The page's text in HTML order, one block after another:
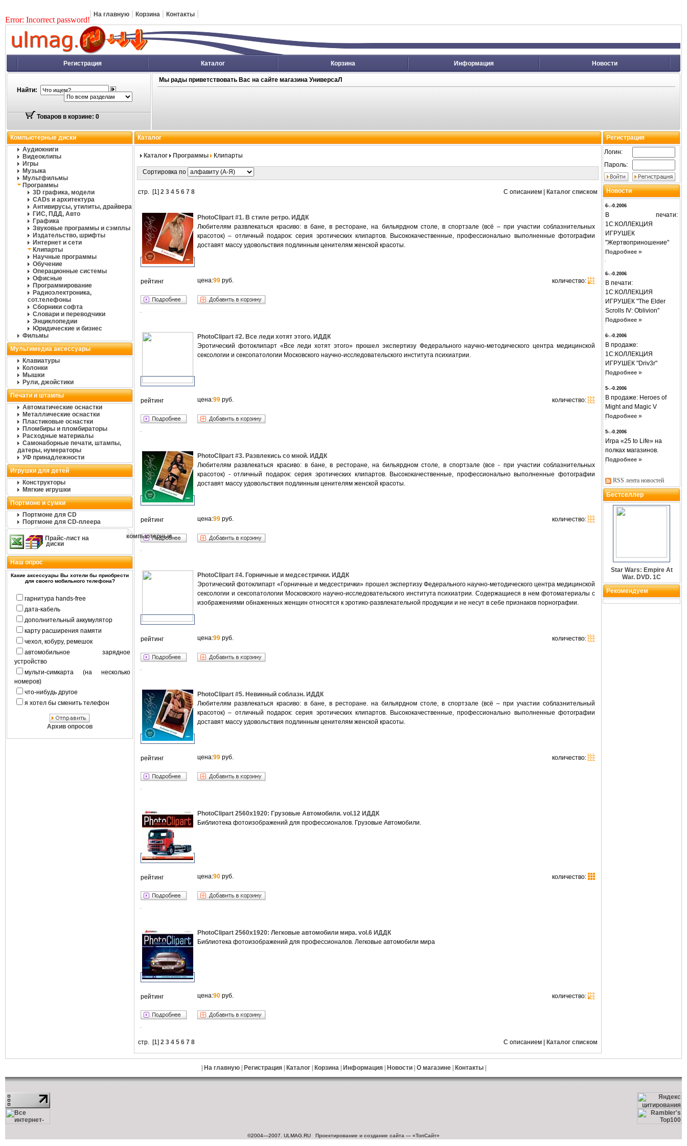
Error: Incorrect password!
На главную Корзина Контакты
Регистрация Каталог Корзина Информация Новости
Найти:
Товаров в корзине: 0
Мы рады приветствовать Вас на сайте магазина УниверсаЛ
Компьютерные диски
Аудиокниги
Видеоклипы
Игры
Музыка
Мультфильмы
Программы
3D графика, модели
CADs и архитектура
Антивирусы, утилиты, драйвера
ГИС, ПДД, Авто
Графика
Звуковые программы и сэмплы
Издательство, шрифты
Интернет и сети
Клипарты
Научные программы
Обучение
Операционные системы
Офисные
Программирование
Радиоэлектроника,
сот.телефоны
Сборники софта
Словари и переводчики
Энциклопедии
Юридические и бизнес
Фильмы
Мультимедиа аксессуары
Клавиатуры
Колонки
Мышки
Рули, джойстики
Печати и штампы
Автоматические оснастки
Металлические оснастки
Пластиковые оснастки
Пломбиры и пломбираторы
Расходные материалы
Самонаборные печати, штампы,
датеры, нумераторы
УФ принадлежности
Игрушки для детей
Конструкторы
Мягкие игрушки
Портмоне и сумки
Портмоне для CD
Портмоне для CD-плеера
Прайс-лист на
компьютерные
диски
Наш опрос
Какие аксессуары Вы хотели бы приобрести
для своего мобильного телефона?
гарнитура hands-free
дата-кабель
дополнительный аккумулятор
карту расширения памяти
чехол, кобуру, ремешок
автомобильное зарядное
устройство
мульти-симкарта (на несколько
номеров)
что-нибудь другое
я хотел бы сменить телефон
Архив опросов
Каталог
Каталог Программы Клипарты
Сортировка по
стр. [1] 2 3 4 5 6 7 8 С описанием Каталог списком
PhotoClipart #1. В стиле ретро. ИДДК
Любителям развлекаться красиво: в бане, в ресторане, на бильярдном столе, в спортзале (всё – при участии соблазнительных
красоток) – отличный подарок: серия эротических клипартов. Высококачественные, профессионально выполненные фотографии
доставят массу удовольствия подлинным ценителям женской красоты.
рейтинг цена:99 руб. количество:
PhotoClipart #2. Все леди хотят этого. ИДДК
Эротический фотоклипарт «Все леди хотят этого» прошел экспертизуФедерального научно-методического центра медицинской
сексологии и сексопатологии Московского научно-исследовательского института психиатрии.
рейтинг цена:99 руб. количество:
PhotoClipart #3. Развлекись со мной. ИДДК
Любителям развлекаться красиво: в бане, в ресторане, на бильярдном столе, в спортзале (все - при участии соблазнительных
красоток) - отличный подарок: серия эротических клипартов. Высококачественные, профессионально выполненные фотографии
доставят массу удовольствия подлинным ценителям женской красоты.
рейтинг цена:99 руб. количество:
PhotoClipart #4. Горничные и медсестрички. ИДДК
Эротический фотоклипарт «Горничные и медсестрички» прошел экспертизу Федерального научно-методического центра медицинской
сексологии и сексопатологии Московского научно-исследовательского института психиатрии. Содержащиеся в нем фотоматериалы с
изображениями обнаженных женщин относятся к эротико-развлекательной продукции и не несут в себе признаков порнографии.
рейтинг цена:99 руб. количество:
PhotoClipart #5. Невинный соблазн. ИДДК
Любителям развлекаться красиво: в бане, в ресторане. на бильярдном столе, в спортзале (всё – при участии соблазнительный
красоток) – отличный подарок: серия эротических клипартов. Высококачественные, профессионально выполненные фотографии
доставят массу удовольствия подлинным ценителям женской красоты.
рейтинг цена:99 руб. количество:
PhotoClipart 2560x1920: Грузовые Автомобили. vol.12 ИДДК
Библиотека фотоизображений для профессионалов. Грузовые Автомобили.
рейтинг цена:90 руб. количество:
PhotoClipart 2560x1920: Легковые автомобили мира. vol.6 ИДДК
Библиотека фотоизображений для профессионалов. Легковые автомобили мира
рейтинг цена:90 руб. количество:
стр. [1] 2 3 4 5 6 7 8 С описанием Каталог списком
Регистрация
Логин:
Пароль:
Новости
6-.-0.2006
В печати:
1С:КОЛЛЕКЦИЯ
ИГРУШЕК
"Жертвоприношение"
Подробнее »
6-.-0.2006
В печати:
1С:КОЛЛЕКЦИЯ
ИГРУШЕК "The Elder
Scrolls IV: Oblivion"
Подробнее »
6-.-0.2006
В продаже:
1С:КОЛЛЕКЦИЯ
ИГРУШЕК "Driv3r"
Подробнее »
5-.-0.2006
В продаже: Hеroes of
Might and Magic V
Подробнее »
5-.-0.2006
Игра «25 to Life» на
полках магазинов.
Подробнее »
RSS лента новостей
Бестселлер
Star Wars: Empire At
War. DVD. 1C
Рекомендуем
На главную| Регистрация| Каталог| Корзина| Информация| Новости| О магазине| Контакты|
©2004—2007. ULMAG.RU Проектирование и создание сайта — «ТопСайт»